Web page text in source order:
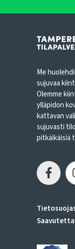
Me
sujuvaa
Olemme
ylläpidon
kattavan
sujuvasti
pitkäikäisiä